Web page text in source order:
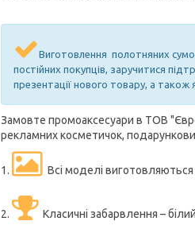
Виготовлення полотняних
постійних покупців, заручитися
презентації нового товару, а також
Замовте промоаксесуари в ТОВ
рекламних косметичок,
1. Всі моделі виготовляються
2. Класичні забарвлення –